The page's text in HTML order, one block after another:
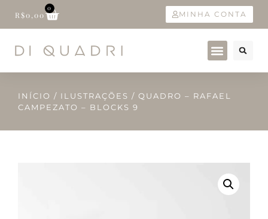
R$0,00
0
MINHA CONTA
INÍCIO / ILUSTRAÇÕES / QUADRO – RAFAEL
CAMPEZATO – BLOCKS 9